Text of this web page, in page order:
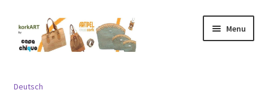
Aller
la
Aller
au
contenu
Menu
Deutsch